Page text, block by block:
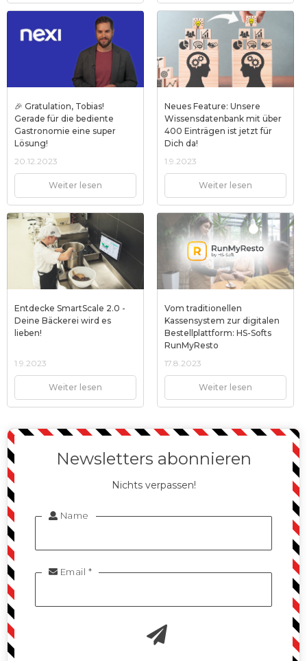
🎉 Gratulation, Tobias!
Gerade für die bediente
Gastronomie eine super
Lösung!
20.12.2023
Weiter lesen
Neues Feature: Unsere
Wissensdatenbank mit über
400 Einträgen ist jetzt für
Dich da!
1.9.2023
Weiter lesen
Entdecke SmartScale 2.0 -
Deine Bäckerei wird es
lieben!
1.9.2023
Weiter lesen
Vom traditionellen
Kassensystem zur digitalen
Bestellplattform: HS-Softs
RunMyResto
17.8.2023
Weiter lesen
Newsletters abonnieren
Nichts verpassen!
 Name
 Email *